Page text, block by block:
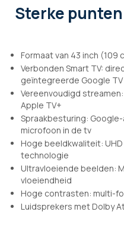
Sterke punten
Formaat van 43 inch (109
Verbonden Smart TV:
geïntegreerde Google TV
Vereenvoudigd
Apple TV+
Spraakbesturing:
microfoon in de tv
Hoge beeldkwaliteit:
technologie
Ultravloeiende beelden:
vloeiendheid
Hoge contrasten: multi-
Luidsprekers met Dolby